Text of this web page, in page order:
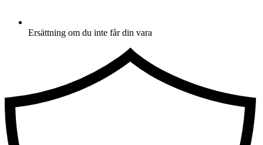
Ersättning om du inte får din vara